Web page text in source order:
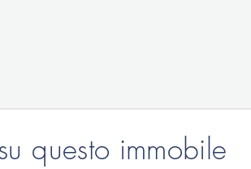
questo immobile